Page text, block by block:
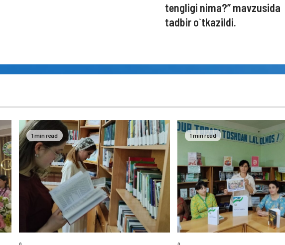
tengligi nima?” mavzusida
tadbir o`tkazildi.
1 min read 1 min read